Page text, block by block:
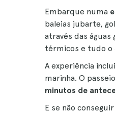
Embarque numa
baleias jubarte,
através das
térmicos e tudo o
A experiência
marinha. O
minutos de
E se não